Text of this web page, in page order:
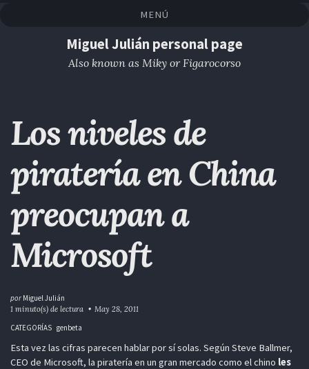
MENÚ
Miguel Julián personal page
Also known as Miky or Figarocorso
Los niveles de
piratería en China
preocupan a
Microsoft
por Miguel Julián
1 minuto(s) de lectura
May 28, 2011
CATEGORÍAS genbeta
Esta vez las cifras parecen hablar por sí solas. Según Steve Ballmer,
CEO de Microsoft, la piratería en un gran mercado como el chino les